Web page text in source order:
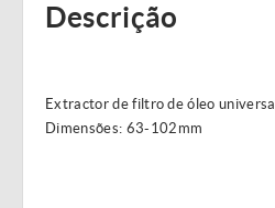
Descrição
Extractor de filtro de óleo universal
Dimensões: 63-102mm